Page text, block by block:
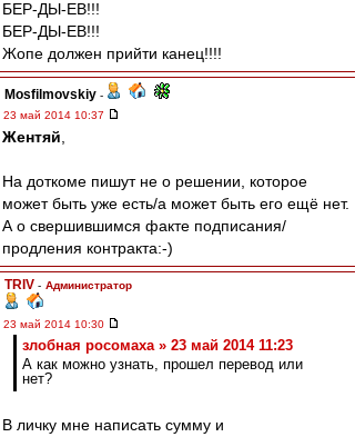
БЕР-ДЫ-ЕВ!!!
БЕР-ДЫ-ЕВ!!!
Жопе должен прийти канец!!!!
Mosfilmovskiy -
23 май 2014 10:37
Жентяй
На доткоме пишут не о решении, которое
может быть уже есть/а может быть его ещё нет.
А о свершившимся факте подписания/
продления контракта:-)
TRIV - Администратор
23 май 2014 10:30
злобная росомаха » 23 май 2014 11:23
А как можно узнать, прошел перевод или
нет?
В личку мне написать сумму и